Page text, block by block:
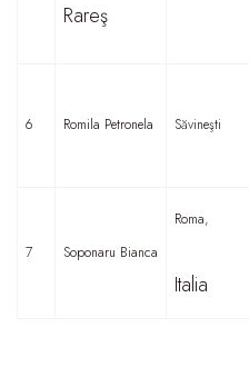
Rareş
6 Romila Petronela Săvineşti
7 Soponaru Bianca
Roma,
Italia